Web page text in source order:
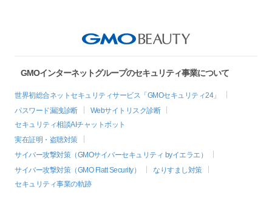
GMOインターネットグループのセキュリティ事業について
世界初総合ネットセキュリティサービス「GMOセキュリティ24」
パスワード漏洩診断
Webサイトリスク診断
セキュリティ相談AIチャットボット
実在証明・盗聴対策
サイバー攻撃対策（GMOサイバーセキュリティ byイエラエ）
サイバー攻撃対策（GMO Flatt Security）
なりすまし対策
セキュリティ事業の軌跡